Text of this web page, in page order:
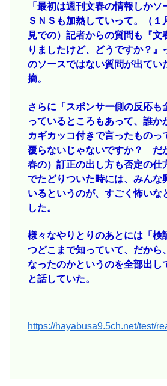
「最初は週刊文春の情報しか
ＳＮＳも加熱していって。（１
見での）記者からの質問も『文
りましたけど、どうですか？』
のソースではない質問が出てい
摘。
さらに「スポンサー側の反応も
っているところもあって、誰か
カギカッコ付きで言ったものっ
覆らないじゃないですか？ だ
春の）訂正の出し方も否定の仕
でたどりついた時には、みんな
いるというのが、すごく怖いな
した。
様々なやりとりのあとには「検
つどこまで知っていて、だから
なったのかというのを全部出し
と話していた。
https://hayabusa9.5ch.net/test/